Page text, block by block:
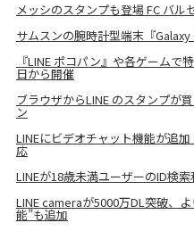
メッシのスタンプも登場 FC バル
サムスンの腕時計型端末『
『LINE ポコパン』や各ゲームで
日から開催
ブラウザからLINE のスタンプが
ン
LINEにビデオチャット機能が追
応
LINEが18歳未満ユーザーのID検
LINE cameraが5000万DL突破、
能”も追加